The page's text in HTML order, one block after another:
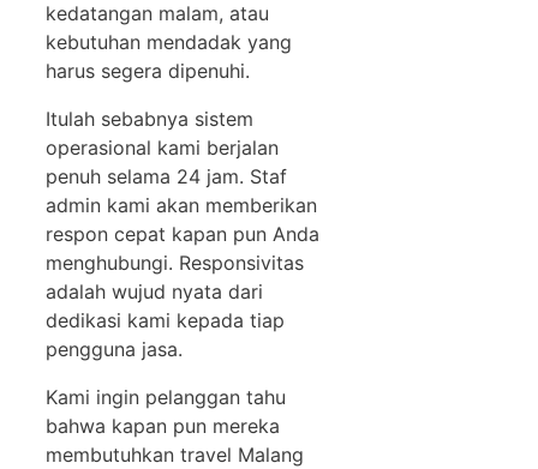
kedatangan malam, atau
kebutuhan mendadak yang
harus segera dipenuhi.
Itulah sebabnya sistem
operasional kami berjalan
penuh selama 24 jam. Staf
admin kami akan memberikan
respon cepat kapan pun Anda
menghubungi. Responsivitas
adalah wujud nyata dari
dedikasi kami kepada tiap
pengguna jasa.
Kami ingin pelanggan tahu
bahwa kapan pun mereka
membutuhkan travel Malang